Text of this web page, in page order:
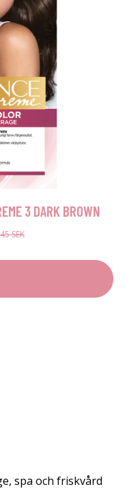
3 DARK BROWN
SEK
spa och friskvård